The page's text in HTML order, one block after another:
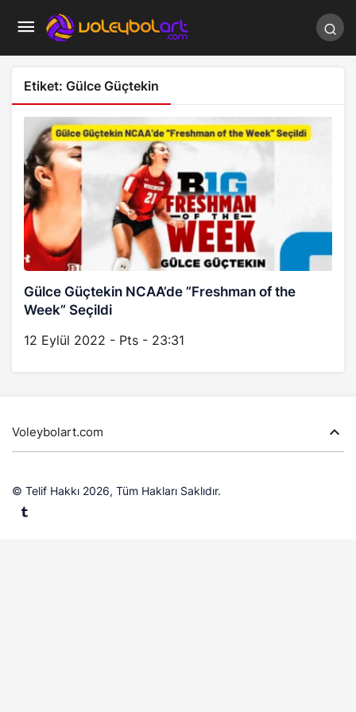
Etiket: Gülce Güçtekin
Gülce Güçtekin NCAA’de ”Freshman of the
Week” Seçildi
12 Eylül 2022 - Pts - 23:31
Voleybolart.com
© Telif Hakkı 2026, Tüm Hakları Saklıdır.